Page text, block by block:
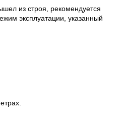
из строя, рекомендуется
эксплуатации, указанный